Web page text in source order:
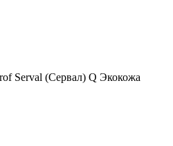
Serval (Сервал) Q Экокожа